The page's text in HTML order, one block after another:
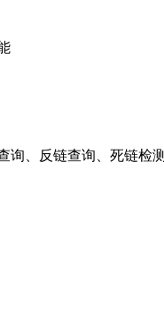
、反链查询、死链检